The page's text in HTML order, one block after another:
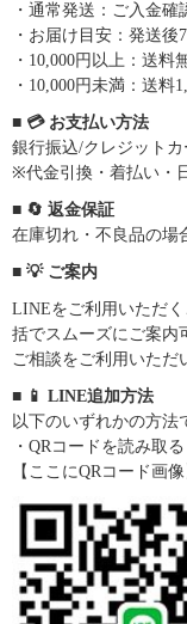
・通常発送：ご入金確
・お届け目安：発送後
・10,000円以上：送料
・10,000円未満：送料
■ 💳 お支払い方法
銀行振込/クレジットカ
※代金引換・着払い・
■ 🔄 返金保証
在庫切れ・不良品の場
■ 💡 ご案内
LINEをご利用いただ
括でスムーズにご案内
ご相談をご利用いただ
■ 📱 LINE追加方法
以下のいずれかの方法
・QRコードを読み取
【ここにQRコード画像